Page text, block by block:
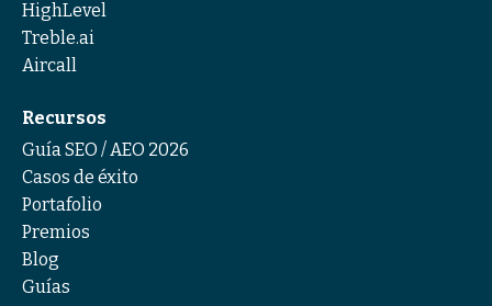
HighLevel
Treble.ai
Aircall
Recursos
Guía SEO / AEO 2026
Casos de éxito
Portafolio
Premios
Blog
Guías